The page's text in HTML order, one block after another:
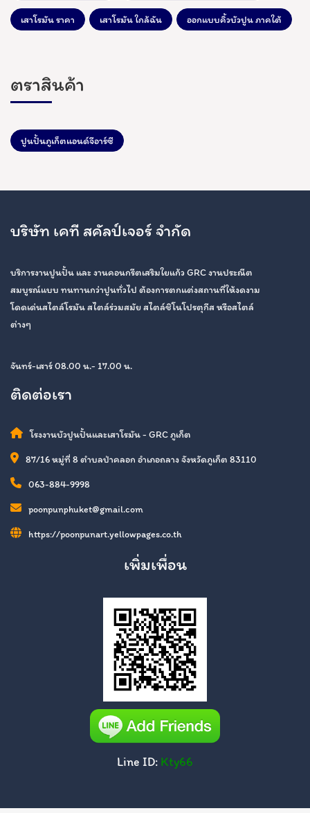
เสาโรมัน ราคา เสาโรมัน ใกล้ฉัน ออกแบบคิ้วบัวปูน ภาคใต้
ตราสินค้า
ปูนปั้นภูเก็ตแอนด์จีอาร์ซี
บริษัท เคที สคัลป์เจอร์ จำกัด
บริการงานปูนปั้น และ งานคอนกรีตเสริมใยแก้ว GRC งานประณีต
สมบูรณ์แบบ ทนทานกว่าปูนทั่วไป ต้องการตกแต่งสถานที่ให้งดงาม
โดดเด่นสไตล์โรมัน สไตล์ร่วมสมัย สไตล์ชิโนโปรตุกีส หรือสไตล์
ต่างๆ
จันทร์-เสาร์ 08.00 น.- 17.00 น.
ติดต่อเรา
โรงงานบัวปูนปั้นและเสาโรมัน - GRC ภูเก็ต
87/16 หมู่ที่ 8 ตำบลป่าคลอก อำเภอถลาง จังหวัดภูเก็ต 83110
063-884-9998
poonpunphuket@gmail.com
https://poonpunart.yellowpages.co.th
เพิ่มเพื่อน
Line ID: Kty66